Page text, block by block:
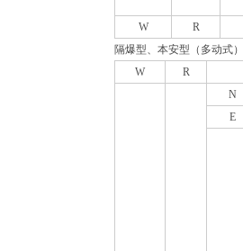
W
R
隔爆型、本安型（多动式）
W
R
N
E